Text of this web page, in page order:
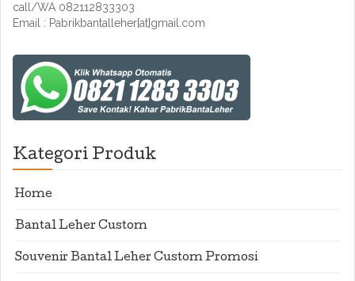
call/WA 082112833303
Email : Pabrikbantalleher[at]gmail.com
Kategori Produk
Home
Bantal Leher Custom
Souvenir Bantal Leher Custom Promosi